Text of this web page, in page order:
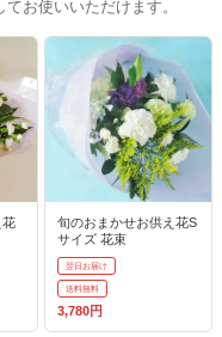
お使いいただけます。
花
旬のおまかせお供え花S
サイズ 花束
翌日お届け
送料無料
3,780円